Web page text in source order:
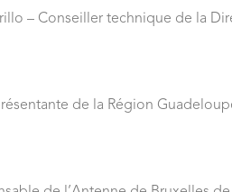
– Conseiller technique de la
de la Région